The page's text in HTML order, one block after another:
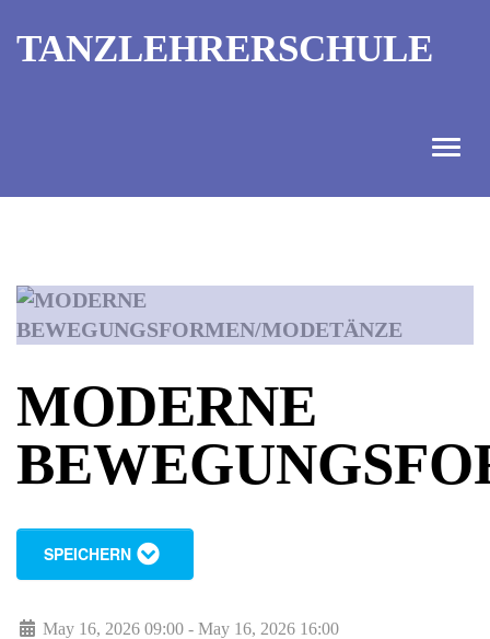
TANZLEHRERSCHULE
AUSBILDUNGTERMINE
KONTAKT
TANZMEISTER
MODERNE
SPEICHERN
May 16, 2026 09:00 - May 16, 2026 16:00